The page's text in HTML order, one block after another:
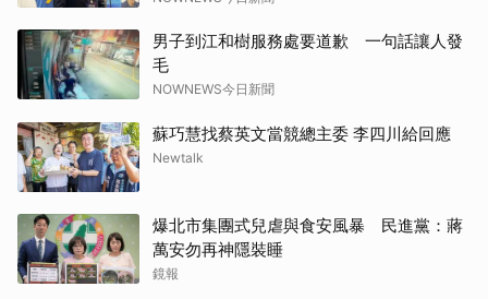
男子到江和樹服務處要道歉 一句話讓人發
毛
NOWNEWS今日新聞
蘇巧慧找蔡英文當競總主委 李四川給回應
Newtalk
爆北市集團式兒虐與食安風暴 民進黨：蔣
萬安勿再神隱裝睡
鏡報